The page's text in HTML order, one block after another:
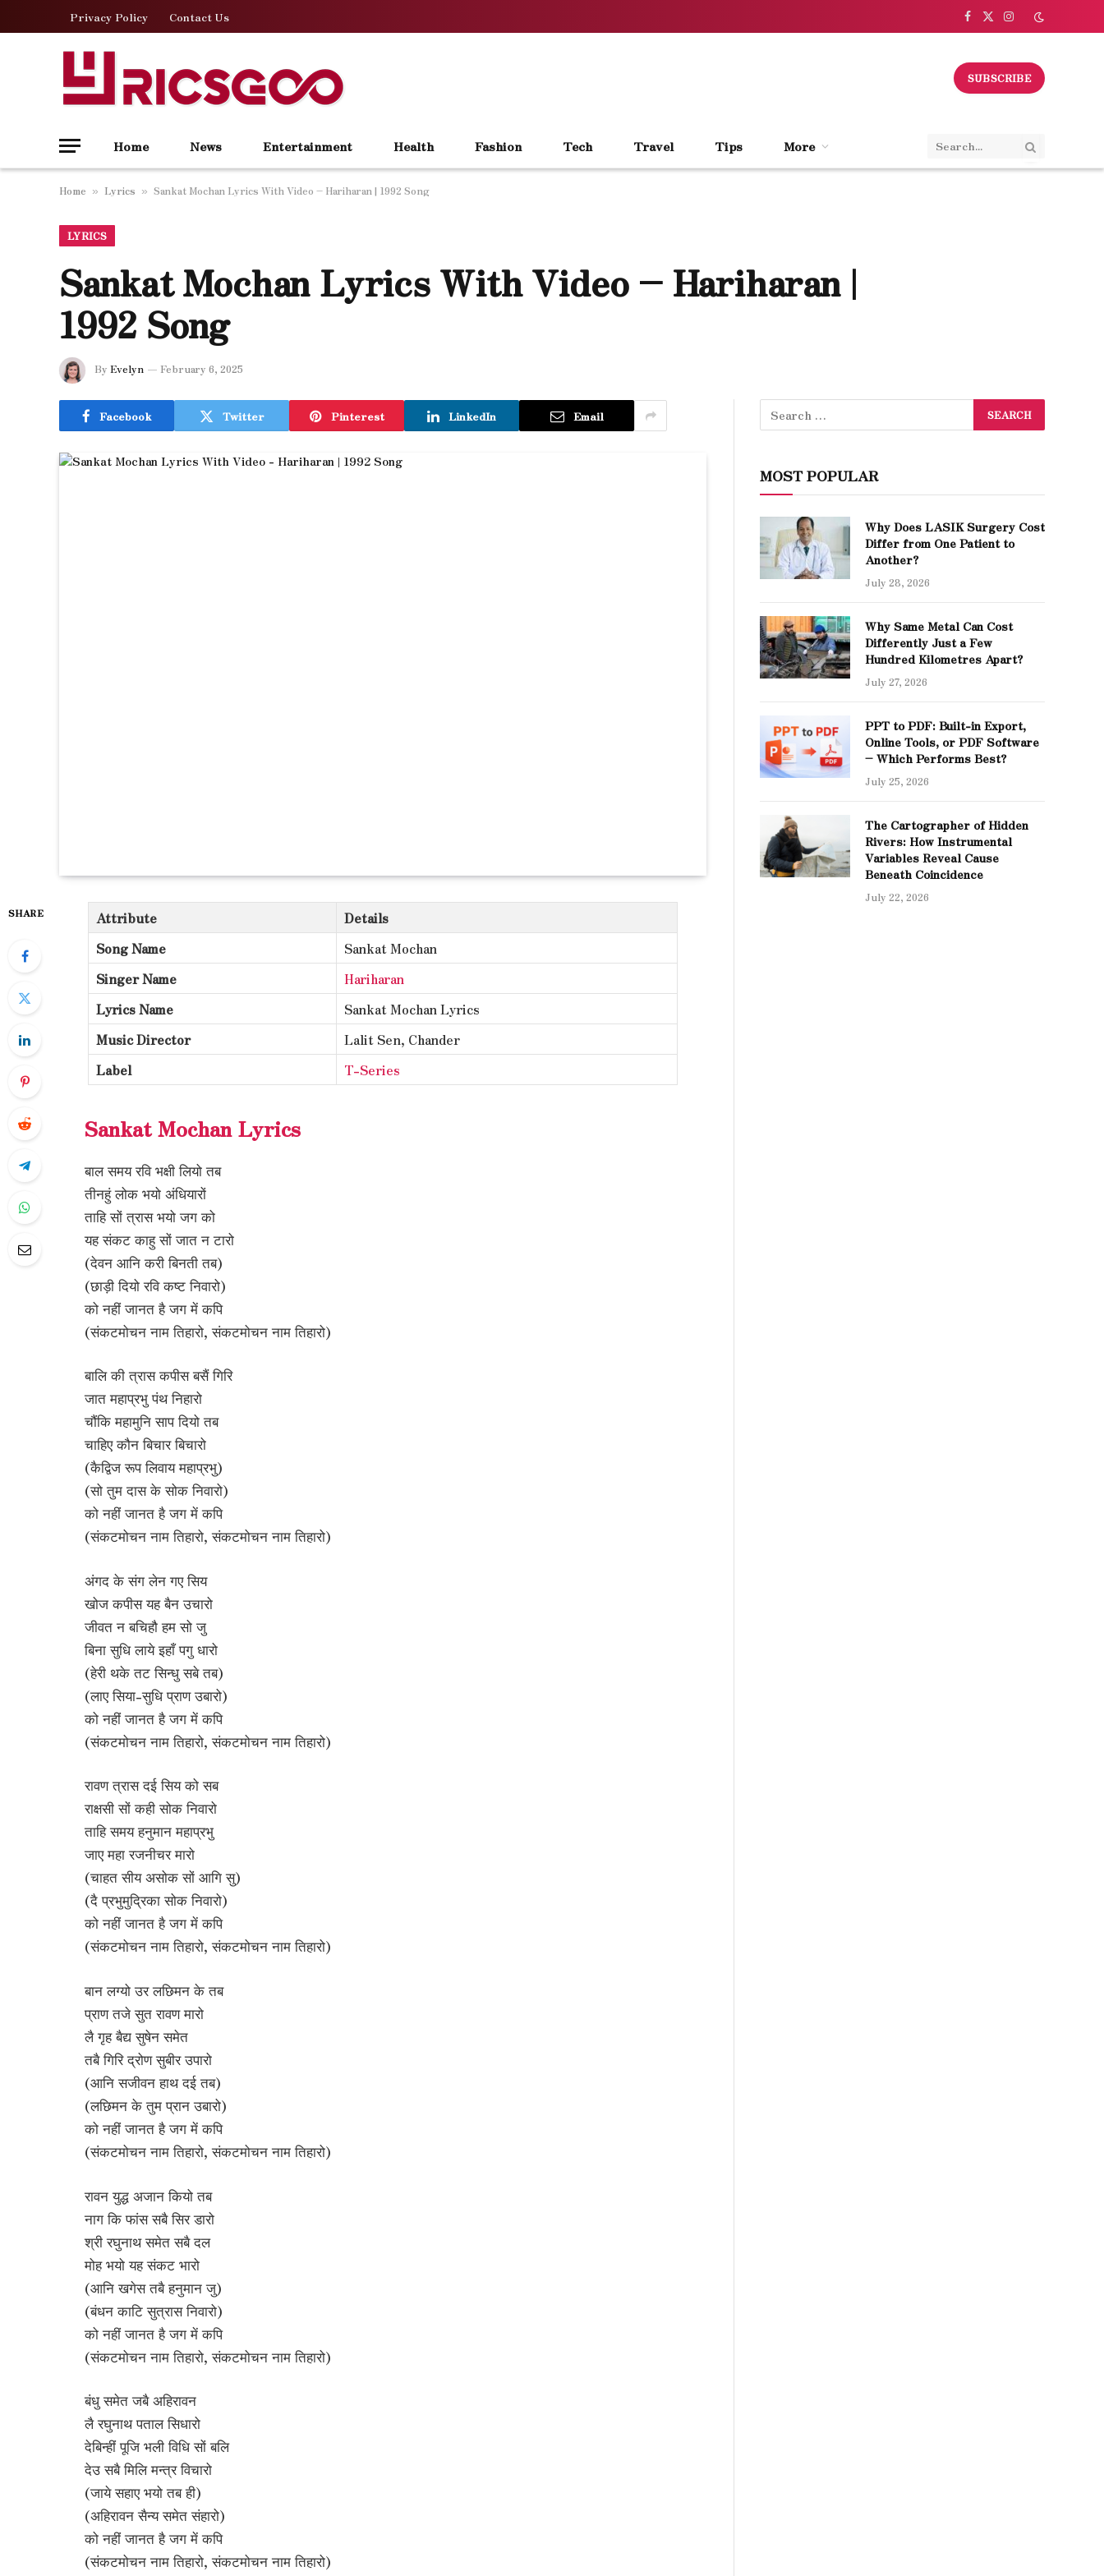
Privacy Policy Contact Us Facebook
X
Instagram
SUBSCRIBE
Home News Entertainment Health Fashion Tech Travel Tips More
Home » Lyrics » Sankat Mochan Lyrics With Video – Hariharan | 1992 Song
LYRICS
Sankat Mochan Lyrics With Video – Hariharan |
1992 Song
By Evelyn February 6, 2025
Facebook Twitter Pinterest LinkedIn Email
SHARE Attribute
Details
Song Name
Sankat Mochan
Singer Name
Hariharan
Lyrics Name
Sankat Mochan Lyrics
Music Director
Lalit Sen, Chander
Label
T-Series
Sankat Mochan Lyrics
बाल समय रवि भक्षी लियो तब
तीनहुं लोक भयो अंधियारों
ताहि सों त्रास भयो जग को
यह संकट काहु सों जात न टारो
(देवन आनि करी बिनती तब)
(छाड़ी दियो रवि कष्ट निवारो)
को नहीं जानत है जग में कपि
(संकटमोचन नाम तिहारो, संकटमोचन नाम तिहारो)
बालि की त्रास कपीस बसैं गिरि
जात महाप्रभु पंथ निहारो
चौंकि महामुनि साप दियो तब
चाहिए कौन बिचार बिचारो
(कैद्विज रूप लिवाय महाप्रभु)
(सो तुम दास के सोक निवारो)
को नहीं जानत है जग में कपि
(संकटमोचन नाम तिहारो, संकटमोचन नाम तिहारो)
अंगद के संग लेन गए सिय
खोज कपीस यह बैन उचारो
जीवत न बचिहौ हम सो जु
बिना सुधि लाये इहाँ पगु धारो
(हेरी थके तट सिन्धु सबे तब)
(लाए सिया-सुधि प्राण उबारो)
को नहीं जानत है जग में कपि
(संकटमोचन नाम तिहारो, संकटमोचन नाम तिहारो)
रावण त्रास दई सिय को सब
राक्षसी सों कही सोक निवारो
ताहि समय हनुमान महाप्रभु
जाए महा रजनीचर मारो
(चाहत सीय असोक सों आगि सु)
(दै प्रभुमुद्रिका सोक निवारो)
को नहीं जानत है जग में कपि
(संकटमोचन नाम तिहारो, संकटमोचन नाम तिहारो)
बान लग्यो उर लछिमन के तब
प्राण तजे सुत रावण मारो
लै गृह बैद्य सुषेन समेत
तबै गिरि द्रोण सुबीर उपारो
(आनि सजीवन हाथ दई तब)
(लछिमन के तुम प्रान उबारो)
को नहीं जानत है जग में कपि
(संकटमोचन नाम तिहारो, संकटमोचन नाम तिहारो)
रावन युद्ध अजान कियो तब
नाग कि फांस सबै सिर डारो
श्री रघुनाथ समेत सबै दल
मोह भयो यह संकट भारो
(आनि खगेस तबै हनुमान जु)
(बंधन काटि सुत्रास निवारो)
को नहीं जानत है जग में कपि
(संकटमोचन नाम तिहारो, संकटमोचन नाम तिहारो)
बंधु समेत जबै अहिरावन
लै रघुनाथ पताल सिधारो
देबिन्हीं पूजि भली विधि सों बलि
देउ सबै मिलि मन्त्र विचारो
(जाये सहाए भयो तब ही)
(अहिरावन सैन्य समेत संहारो)
को नहीं जानत है जग में कपि
(संकटमोचन नाम तिहारो, संकटमोचन नाम तिहारो)
MOST POPULAR
Why Does LASIK Surgery Cost
Differ from One Patient to
Another?
July 28, 2026
Why Same Metal Can Cost
Differently Just a Few
Hundred Kilometres Apart?
July 27, 2026
PPT to PDF: Built-in Export,
Online Tools, or PDF Software
– Which Performs Best?
July 25, 2026
The Cartographer of Hidden
Rivers: How Instrumental
Variables Reveal Cause
Beneath Coincidence
July 22, 2026